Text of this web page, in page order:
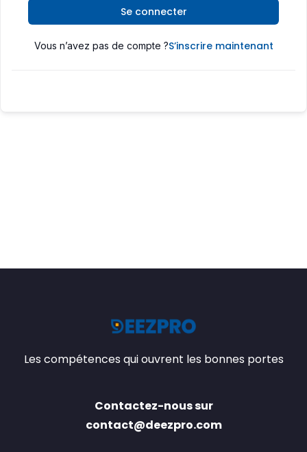
Se connecter
Vous n’avez pas de compte ?S’inscrire maintenant
Les compétences qui ouvrent les bonnes portes
Contactez-nous sur
contact@deezpro.com